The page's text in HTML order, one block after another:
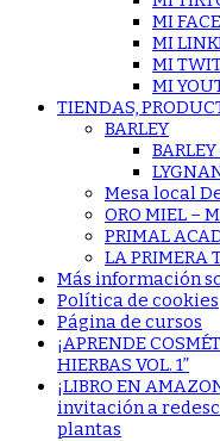
MI
MI
MI
MI
TIENDAS,
BARLEY
Mesa local
ORO MIEL –
PRIMAL
LA PRIMERA
Más información
Política de cookies
Página de cursos
¡APRENDE
HIERBAS VOL. 1”
¡LIBRO EN
invitación a
plantas